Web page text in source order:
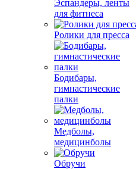
Эспандеры, ленты
для фитнеса
Ролики для пресса
Бодибары,
гимнастические
палки
Медболы,
медицинболы
Обручи